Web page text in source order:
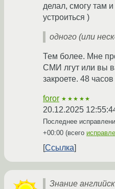
делал, смогу там
устроиться )
одного (или
Тем более. Мне
СМИ лгут или вы
закроете. 48
foror ★★★★★
20.12.2025
Последнее
+00:00 (всего
Ссылка
Знание